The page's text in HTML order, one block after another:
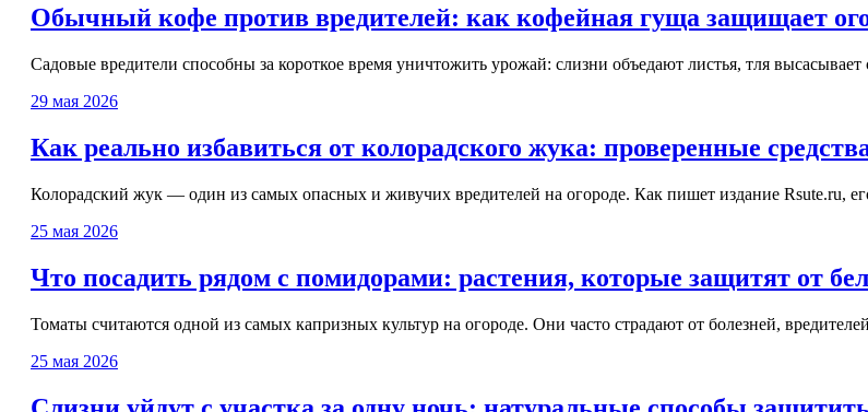
Обычный кофе против вредителей: как кофейная гуща защищает
Садовые вредители способны за короткое время уничтожить урожай: слизни объедают листья, тля
29 мая 2026
Как реально избавиться от колорадского жука: проверенные
Колорадский жук — один из самых опасных и живучих вредителей на огороде. Как пишет издание Rsute.ru,
25 мая 2026
Что посадить рядом с помидорами: растения, которые защитят от
Томаты считаются одной из самых капризных культур на огороде. Они часто страдают от болезней,
25 мая 2026